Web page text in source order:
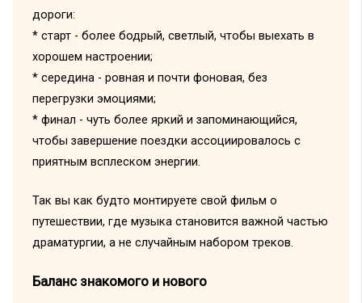
дороги:
* старт - более бодрый, светлый, чтобы выехать в
хорошем настроении;
* середина - ровная и почти фоновая, без
перегрузки эмоциями;
* финал - чуть более яркий и запоминающийся,
чтобы завершение поездки ассоциировалось с
приятным всплеском энергии.
Так вы как будто монтируете свой фильм о
путешествии, где музыка становится важной частью
драматургии, а не случайным набором треков.
Баланс знакомого и нового